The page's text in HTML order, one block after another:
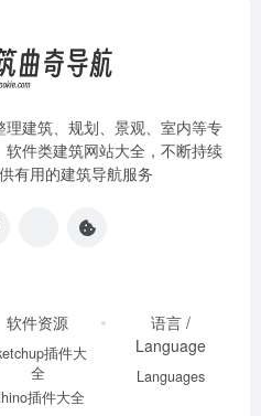
理建筑、规划、景观、室内等专
件类建筑网站大全，不断持续
有用的建筑导航服务
软件资源
插件大
全
插件大全
语言 /
Language
Languages